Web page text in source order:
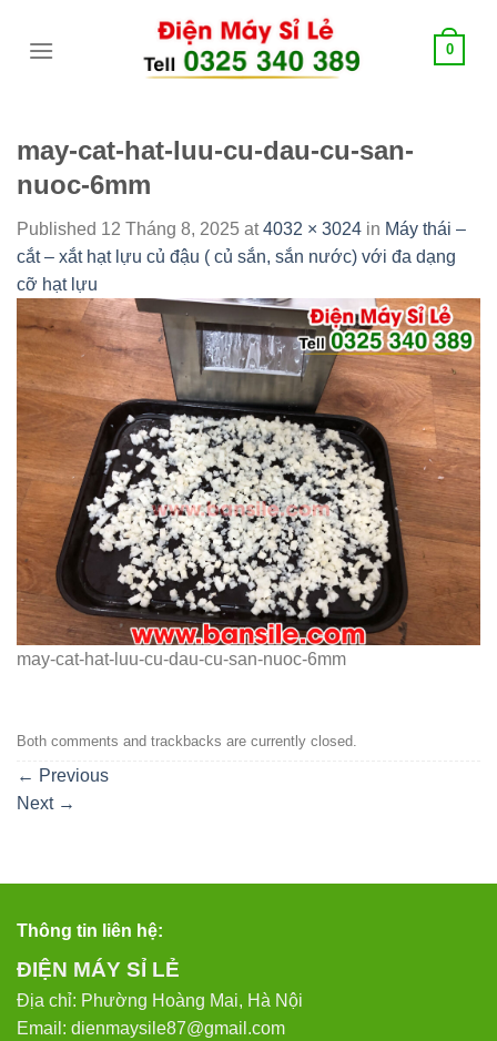
0
may-cat-hat-luu-cu-dau-cu-san-
nuoc-6mm
Published 12 Tháng 8, 2025 at4032 × 3024 in Máy thái –
cắt – xắt hạt lựu củ đậu ( củ sắn, sắn nước) với đa dạng
cỡ hạt lựu
may-cat-hat-luu-cu-dau-cu-san-nuoc-6mm
Both comments and trackbacks are currently closed.
← Previous
Next →
Thông tin liên hệ:
ĐIỆN MÁY SỈ LẺ
Địa chỉ: Phường Hoàng Mai, Hà Nội
Email: dienmaysile87@gmail.com